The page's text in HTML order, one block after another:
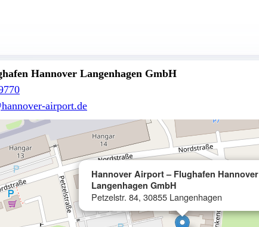
Hannover Langenhagen GmbH
airport.de
Hannover Airport – Flughafen Hannover
Langenhagen GmbH
Petzelstr. 84, 30855 Langenhagen